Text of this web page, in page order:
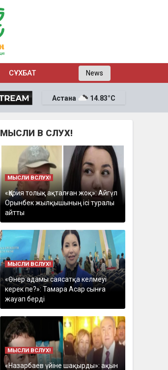
СҰХБАТ News
Астана 14.83°C
МЫСЛИ В СЛУХ!
МЫСЛИ ВСЛУХ!
«Қария толық ақталған жоқ»: Айгүл
Орынбек жылқышының ісі туралы
айтты
МЫСЛИ ВСЛУХ!
«Өнер адамы саясатқа келмеуі
керек пе?»: Тамара Асар сынға
жауап берді
МЫСЛИ ВСЛУХ!
«Назарбаев үйіне шақырды»: ақын